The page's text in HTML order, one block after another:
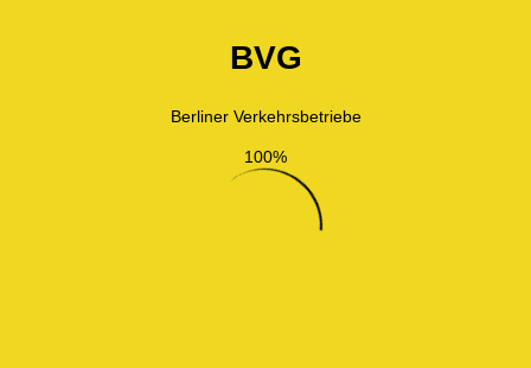
BVG
Berliner Verkehrsbetriebe
100%